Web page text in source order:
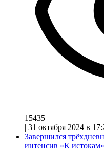
15435
| 31 октября 2024 в
Завершился
интенсив «К истокам»